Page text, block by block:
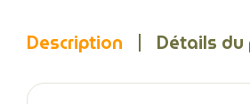
Description Détails